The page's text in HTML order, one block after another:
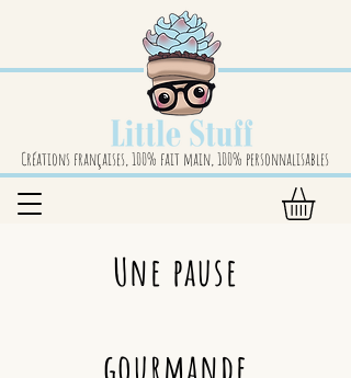
Créations françaises, 100% fait main, 100% personnalisables
Une pause
gourmande